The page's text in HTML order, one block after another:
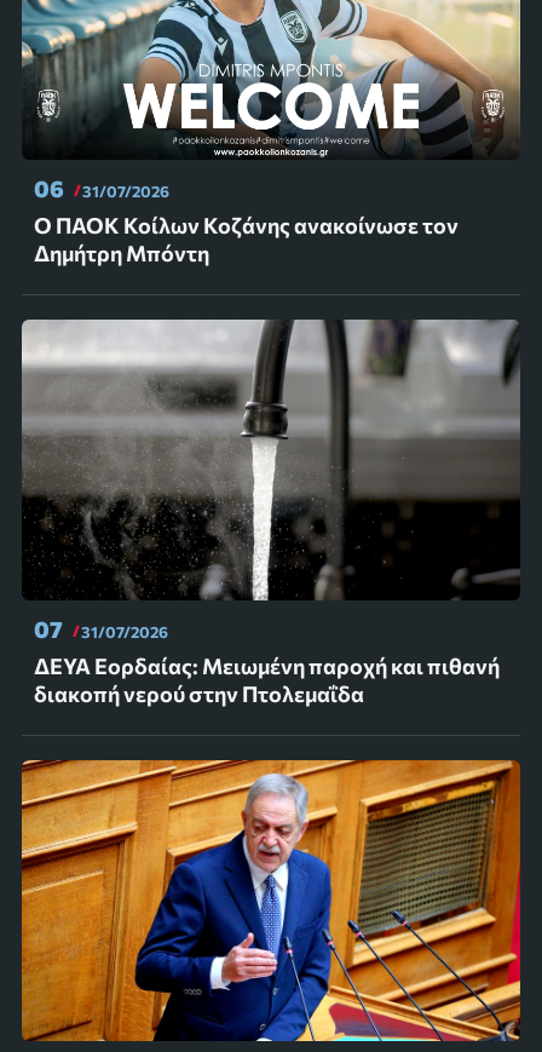
06 31/07/2026
Ο ΠΑΟΚ Κοίλων Κοζάνης ανακοίνωσε τον
Δημήτρη Μπόντη
07 31/07/2026
ΔΕΥΑ Εορδαίας: Μειωμένη παροχή και πιθανή
διακοπή νερού στην Πτολεμαΐδα